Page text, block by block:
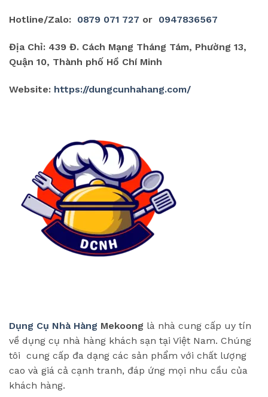
Hotline/Zalo: 0879 071 727 or 0947836567
Địa Chỉ: 439 Đ. Cách Mạng Tháng Tám, Phường 13,
Quận 10, Thành phố Hồ Chí Minh
Website: https://dungcunhahang.com/
Dụng Cụ Nhà Hàng Mekoong là nhà cung cấp uy tín
về dụng cụ nhà hàng khách sạn tại Việt Nam. Chúng
tôi cung cấp đa dạng các sản phẩm với chất lượng
cao và giá cả cạnh tranh, đáp ứng mọi nhu cầu của
khách hàng.